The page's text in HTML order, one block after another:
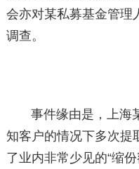
会亦对某私募基金管理
调查。
事件缘由是，上海
知客户的情况下多次提
了业内非常少见的“缩